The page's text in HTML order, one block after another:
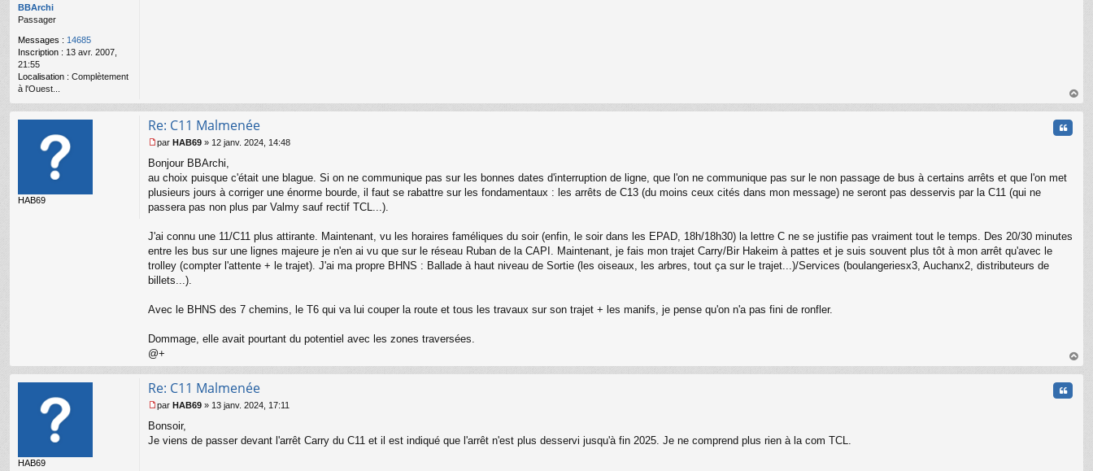
BBArchi
Passager
Messages : 14685
Inscription : 13 avr. 2007,
21:55
Localisation : Complètement
à l'Ouest...
au
HAB69
Re: C11 Malmenée
e
s
g
n
o
n
u
par HAB69 » 12 janv. 2024, 14:48
Bonjour BBArchi,
au choix puisque c'était une blague. Si on ne communique pas sur les bonnes dates d'interruption de ligne, que l'on ne communique pas sur le non passage de bus à certains arrêts et que l'on met
plusieurs jours à corriger une énorme bourde, il faut se rabattre sur les fondamentaux : les arrêts de C13 (du moins ceux cités dans mon message) ne seront pas desservis par la C11 (qui ne
passera pas non plus par Valmy sauf rectif TCL...).
J'ai connu une 11/C11 plus attirante. Maintenant, vu les horaires faméliques du soir (enfin, le soir dans les EPAD, 18h/18h30) la lettre C ne se justifie pas vraiment tout le temps. Des 20/30 minutes
entre les bus sur une lignes majeure je n'en ai vu que sur le réseau Ruban de la CAPI. Maintenant, je fais mon trajet Carry/Bir Hakeim à pattes et je suis souvent plus tôt à mon arrêt qu'avec le
trolley (compter l'attente + le trajet). J'ai ma propre BHNS : Ballade à haut niveau de Sortie (les oiseaux, les arbres, tout ça sur le trajet...)/Services (boulangeriesx3, Auchanx2, distributeurs de
billets...).
Avec le BHNS des 7 chemins, le T6 qui va lui couper la route et tous les travaux sur son trajet + les manifs, je pense qu'on n'a pas fini de ronfler.
Dommage, elle avait pourtant du potentiel avec les zones traversées.
@+
au
HAB69
Re: C11 Malmenée
e
s
par HAB69 » 13 janv. 2024, 17:11
Bonsoir,
Je viens de passer devant l'arrêt Carry du C11 et il est indiqué que l'arrêt n'est plus desservi jusqu'à fin 2025. Je ne comprend plus rien à la com TCL.